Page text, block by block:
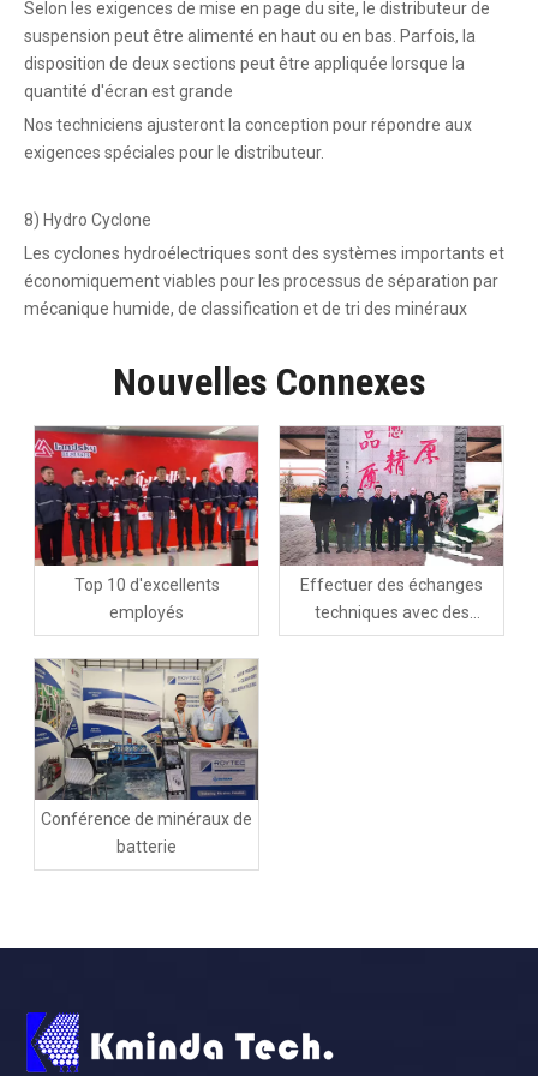
Selon les exigences de mise en page du site, le distributeur de
suspension peut être alimenté en haut ou en bas. Parfois, la
disposition de deux sections peut être appliquée lorsque la
quantité d'écran est grande
Nos techniciens ajusteront la conception pour répondre aux
exigences spéciales pour le distributeur.
8) Hydro Cyclone
Les cyclones hydroélectriques sont des systèmes importants et
économiquement viables pour les processus de séparation par
mécanique humide, de classification et de tri des minéraux
Nouvelles Connexes
Top 10 d'excellents
employés
Effectuer des échanges
techniques avec des
ingénieurs seniors de
Conférence de minéraux de
batterie